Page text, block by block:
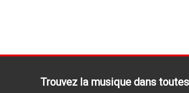
Trouvez la musique dans